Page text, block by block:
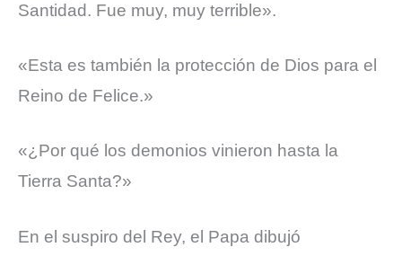
Santidad. Fue muy, muy terrible».
«Esta es también la protección de Dios para el
Reino de Felice.»
«¿Por qué los demonios vinieron hasta la
Tierra Santa?»
En el suspiro del Rey, el Papa dibujó